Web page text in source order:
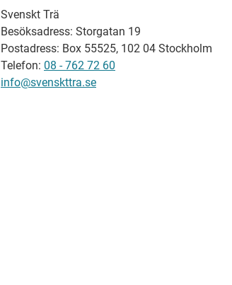
Svenskt Trä
Besöksadress: Storgatan 19
Postadress: Box 55525, 102 04 Stockholm
Telefon: 08 - 762 72 60
info@svenskttra.se